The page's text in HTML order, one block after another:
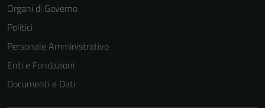
Organi di Governo
Politici
Personale Amministrativo
Enti e Fondazioni
Documenti e Dati